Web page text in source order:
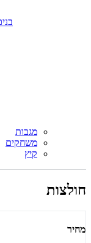
מגבות
משחקים
קיץ
חולצות
מחיר